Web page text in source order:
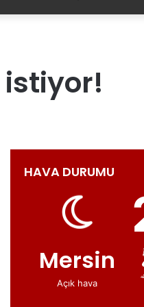
istiyor!
HAVA DURUMU
Mersin
Açık hava